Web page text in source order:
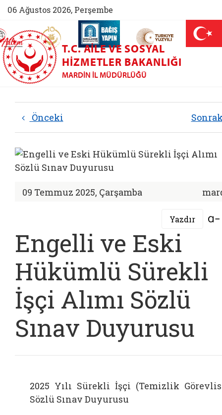
06 Ağustos 2026, Perşembe
(yeni sekmede açılır)
AİLEM İletişim Merkezi (yeni sekmede açılır)
Aile ve Nüfus On Yılı (yeni sekmede açılır)
Darülaceze bağış sayfası (yeni
T.C. AILE VE SOSYAL
HIZMETLER BAKANLIĞI
MARDIN İL MÜDÜRLÜĞÜ
Önceki
09 Temmuz 2025, Çarşamba
Yazdır
Engelli ve Eski
Hükümlü Sürekli
İşçi Alımı Sözlü
Sınav Duyurusu
2025 Yılı Sürekli İşçi (Temizlik
Sözlü Sınav Duyurusu